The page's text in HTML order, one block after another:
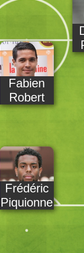
Fabien
Robert
Frédéric
Piquionne